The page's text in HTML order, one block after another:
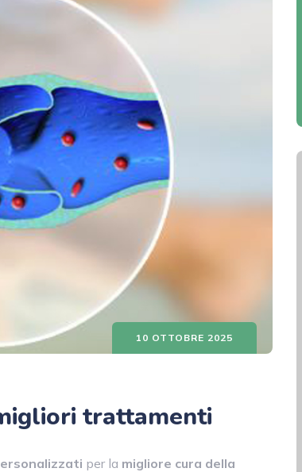
10 OTTOBRE 2025
trattamenti
per la migliore cura della